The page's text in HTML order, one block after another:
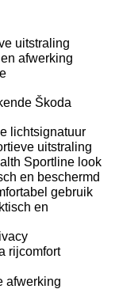
uitstraling
afwerking
Škoda
lichtsignatuur
uitstraling
Sportline look
en beschermd
gebruik
en
rijcomfort
afwerking